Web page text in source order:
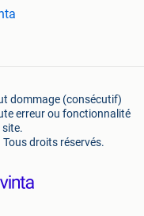
dommage (consécutif)
erreur ou fonctionnalité
droits réservés.